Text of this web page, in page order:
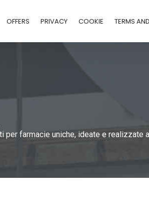
OFFERS PRIVACY COOKIE TERMS
per farmacie uniche, ideate e